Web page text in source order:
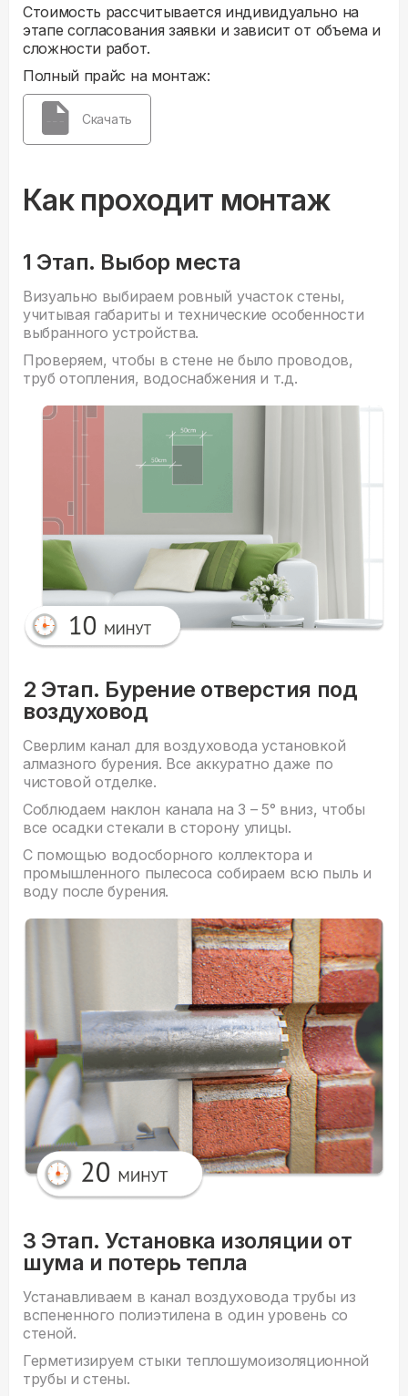
Стоимость рассчитывается индивидуально на
этапе согласования заявки и зависит от объема и
сложности работ.
Полный прайс на монтаж:
Скачать
Как проходит монтаж
1 Этап. Выбор места
Визуально выбираем ровный участок стены,
учитывая габариты и технические особенности
выбранного устройства.
Проверяем, чтобы в стене не было проводов,
труб отопления, водоснабжения и т.д.
2 Этап. Бурение отверстия под
воздуховод
Сверлим канал для воздуховода установкой
алмазного бурения. Все аккуратно даже по
чистовой отделке.
Соблюдаем наклон канала на 3 – 5° вниз, чтобы
все осадки стекали в сторону улицы.
С помощью водосборного коллектора и
промышленного пылесоса собираем всю пыль и
воду после бурения.
3 Этап. Установка изоляции от
шума и потерь тепла
Устанавливаем в канал воздуховода трубы из
вспененного полиэтилена в один уровень со
стеной.
Герметизируем стыки теплошумоизоляционной
трубы и стены.